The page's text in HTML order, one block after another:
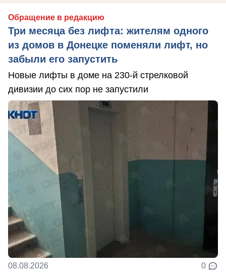
Обращение в редакцию
Три месяца без лифта: жителям одного
из домов в Донецке поменяли лифт, но
забыли его запустить
Новые лифты в доме на 230-й стрелковой
дивизии до сих пор не запустили
08.08.2026 0